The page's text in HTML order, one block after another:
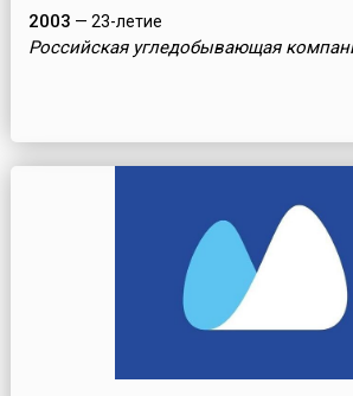
2003 — 23-летие
Российская угледобывающая